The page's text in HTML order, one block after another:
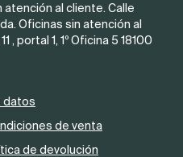
al cliente. Calle
Oficinas sin atención al
, portal 1, 1º Oficina 5 18100
datos
de venta
de devolución